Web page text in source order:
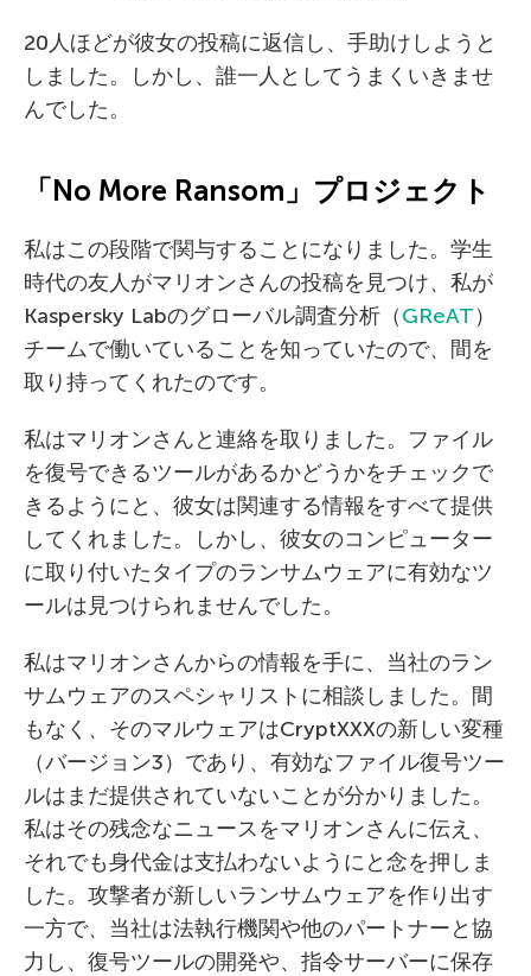
20人ほどが彼女の投稿に返信し、手助けしようと
しました。しかし、誰一人としてうまくいきませ
んでした。
「No More Ransom 」プロジェクト
私はこの段階で関与することになりました。学生
時代の友人がマリオンさんの投稿を見つけ、私が
Kaspersky Labのグローバル調査分析（GReAT）
チームで働いていることを知っていたので、間を
取り持ってくれたのです。
私はマリオンさんと連絡を取りました。ファイル
を復号できるツールがあるかどうかをチェックで
きるようにと、彼女は関連する情報をすべて提供
してくれました。しかし、彼女のコンピューター
に取り付いたタイプのランサムウェアに有効なツ
ールは見つけられませんでした。
私はマリオンさんからの情報を手に、当社のラン
サムウェアのスペシャリストに相談しました。間
もなく、そのマルウェアはCryptXXXの新しい変種
（バージョン3）であり、有効なファイル復号ツー
ルはまだ提供されていないことが分かりました。
私はその残念なニュースをマリオンさんに伝え、
それでも身代金は支払わないようにと念を押しま
した。攻撃者が新しいランサムウェアを作り出す
一方で、当社は法執行機関や他のパートナーと協
力し、復号ツールの開発や、指令サーバーに保存